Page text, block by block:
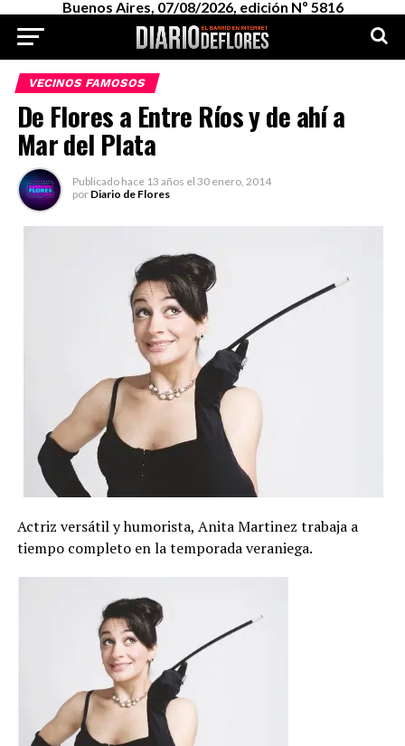
Buenos Aires, 07/08/2026, edición Nº 5816
VECINOS FAMOSOS
De Flores a Entre Ríos y de ahí a
Mar del Plata
Publicado hace 13 años el 30 enero, 2014
por Diario de Flores
Actriz versátil y humorista, Anita Martinez trabaja a
tiempo completo en la temporada veraniega.